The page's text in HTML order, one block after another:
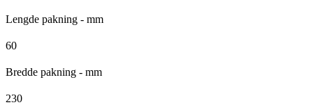
Lengde pakning - mm
60
Bredde pakning - mm
230